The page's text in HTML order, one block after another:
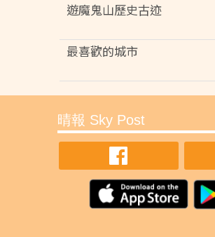
遊魔鬼山歷史古迹
最喜歡的城市
晴報 Sky Post